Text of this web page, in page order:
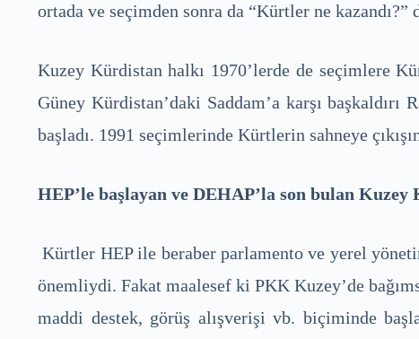
ortada ve seçimden sonra da “Kürtler ne kazandı?”
Kuzey Kürdistan halkı 1970’lerde de seçimlere
Güney Kürdistan’daki Saddam’a karşı
başladı. 1991 seçimlerinde Kürtlerin sahneye
HEP’le başlayan ve DEHAP’la son bulan Kuzey
Kürtler HEP ile beraber parlamento ve yerel
önemliydi. Fakat maalesef ki PKK Kuzey’de
maddi destek, görüş alışverişi vb. biçiminde